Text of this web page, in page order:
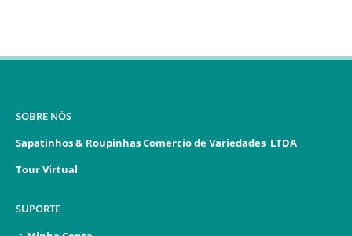
SOBRE NÓS
Sapatinhos & Roupinhas Comercio de Variedades LTDA
Tour Virtual
SUPORTE